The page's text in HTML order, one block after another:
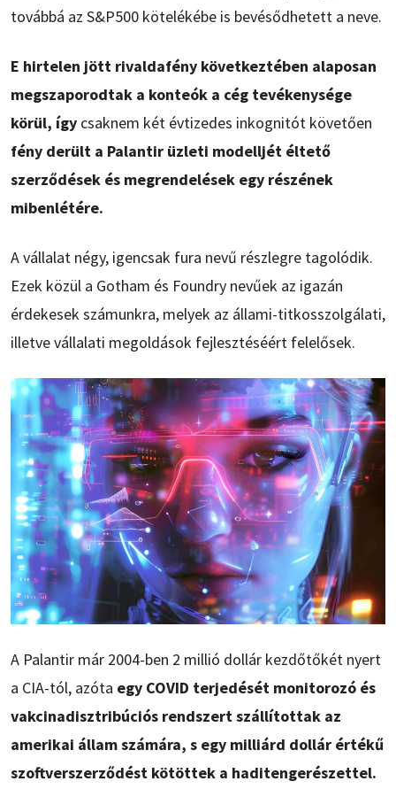
továbbá az S&P500 kötelékébe is bevésődhetett a neve.
E hirtelen jött rivaldafény következtében alaposan
megszaporodtak a konteók a cég tevékenysége
körül, így csaknem két évtizedes inkognitót követően
fény derült a Palantir üzleti modelljét éltető
szerződések és megrendelések egy részének
mibenlétére.
A vállalat négy, igencsak fura nevű részlegre tagolódik.
Ezek közül a Gotham és Foundry nevűek az igazán
érdekesek számunkra, melyek az állami-titkosszolgálati,
illetve vállalati megoldások fejlesztéséért felelősek.
A Palantir már 2004-ben 2 millió dollár kezdőtőkét nyert
a CIA-tól, azóta egy COVID terjedését monitorozó és
vakcinadisztribúciós rendszert szállítottak az
amerikai állam számára, s egy milliárd dollár értékű
szoftverszerződést kötöttek a haditengerészettel.